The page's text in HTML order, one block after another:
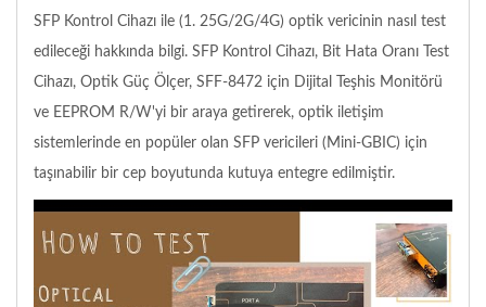
SFP Kontrol Cihazı ile (1. 25G/2G/4G) optik vericinin nasıl test
edileceği hakkında bilgi. SFP Kontrol Cihazı, Bit Hata Oranı Test
Cihazı, Optik Güç Ölçer, SFF-8472 için Dijital Teşhis Monitörü
ve EEPROM R/W'yi bir araya getirerek, optik iletişim
sistemlerinde en popüler olan SFP vericileri (Mini-GBIC) için
taşınabilir bir cep boyutunda kutuya entegre edilmiştir.